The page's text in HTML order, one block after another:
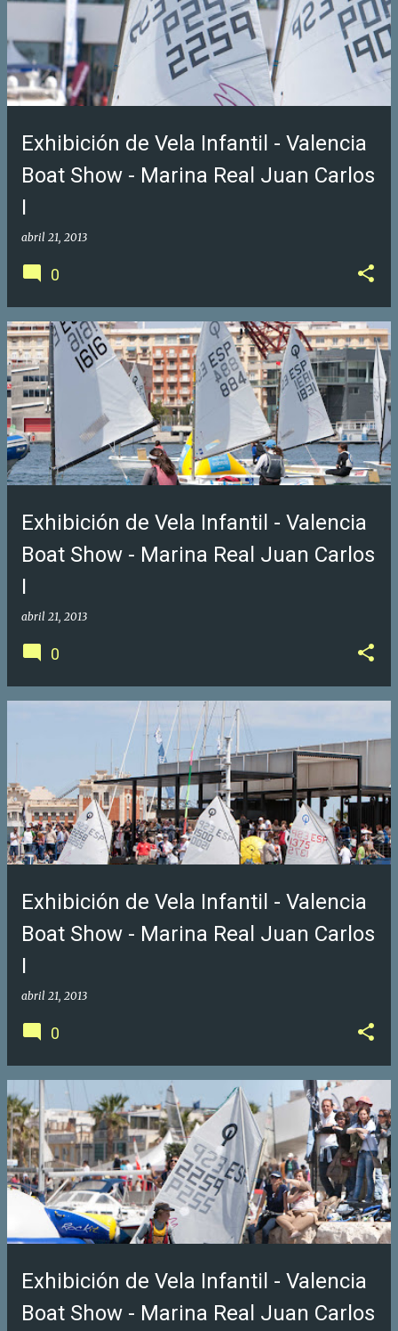
Exhibición de Vela Infantil - Valencia
Boat Show - Marina Real Juan Carlos
I
abril 21, 2013
0
Exhibición de Vela Infantil - Valencia
Boat Show - Marina Real Juan Carlos
I
abril 21, 2013
0
Exhibición de Vela Infantil - Valencia
Boat Show - Marina Real Juan Carlos
I
abril 21, 2013
0
Exhibición de Vela Infantil - Valencia
Boat Show - Marina Real Juan Carlos